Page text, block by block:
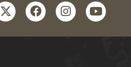
twitterfacebookinstagram